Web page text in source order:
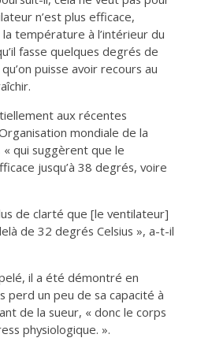
n’est plus efficace,
température à l’intérieur du
fasse quelques degrés de
puisse avoir recours au
aux récentes
mondiale de la
qui suggèrent que le
jusqu’à 38 degrés, voire
de clarté que [le ventilateur]
de 32 degrés Celsius », a-t-il
il a été démontré en
perd un peu de sa capacité à
de la sueur, « donc le corps
physiologique. ».